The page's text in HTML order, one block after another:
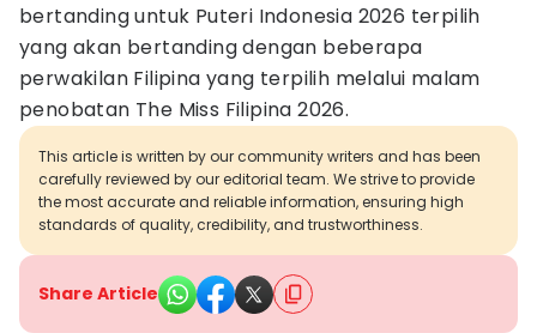
bertanding untuk Puteri Indonesia 2026 terpilih
yang akan bertanding dengan beberapa
perwakilan Filipina yang terpilih melalui malam
penobatan The Miss Filipina 2026.
This article is written by our community writers and has been
carefully reviewed by our editorial team. We strive to provide
the most accurate and reliable information, ensuring high
standards of quality, credibility, and trustworthiness.
Share Article